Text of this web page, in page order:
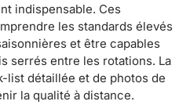
indispensable. Ces
les standards élevés
et être capables
serrés entre les rotations. La
list détaillée et de photos de
la qualité à distance.